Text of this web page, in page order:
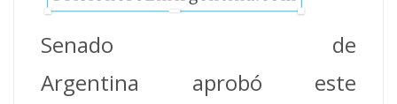
Senado de
Argentina aprobó este